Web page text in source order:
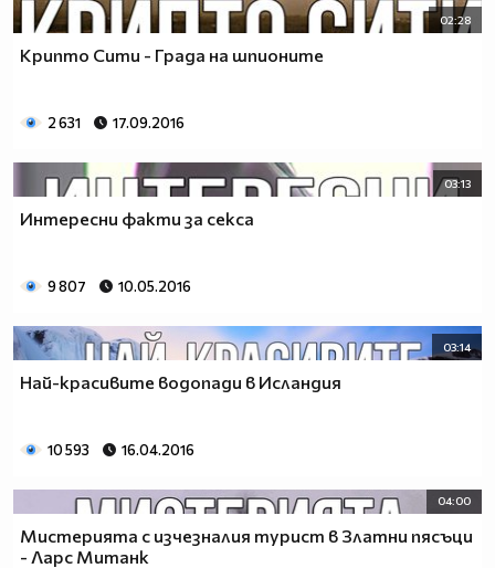
02:28
Крипто Сити - Града на шпионите
2 631 17.09.2016
03:13
Интересни факти за секса
9 807 10.05.2016
03:14
Най-красивите водопади в Исландия
10 593 16.04.2016
04:00
Мистерията с изчезналия турист в Златни пясъци
- Ларс Митанк